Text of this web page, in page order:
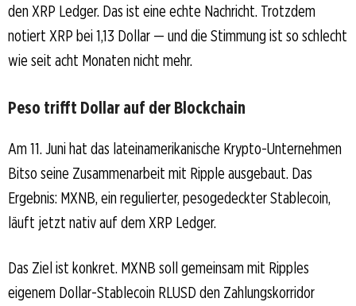
den XRP Ledger. Das ist eine echte Nachricht. Trotzdem
notiert XRP bei 1,13 Dollar — und die Stimmung ist so schlecht
wie seit acht Monaten nicht mehr.
Peso trifft Dollar auf der Blockchain
Am 11. Juni hat das lateinamerikanische Krypto-Unternehmen
Bitso seine Zusammenarbeit mit Ripple ausgebaut. Das
Ergebnis: MXNB, ein regulierter, pesogedeckter Stablecoin,
läuft jetzt nativ auf dem XRP Ledger.
Das Ziel ist konkret. MXNB soll gemeinsam mit Ripples
eigenem Dollar-Stablecoin RLUSD den Zahlungskorridor